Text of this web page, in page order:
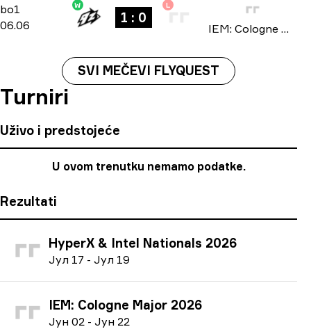
bo1
bo1
06.06
W
1 : 0
L
IEM: Cologne Major 2026
SVI MEČEVI FLYQUEST
Turniri
Uživo i predstojeće
U ovom trenutku nemamo podatke.
Rezultati
HyperX & Intel Nationals 2026
Јул 17 - Јул 19
IEM: Cologne Major 2026
Јун 02 - Јун 22